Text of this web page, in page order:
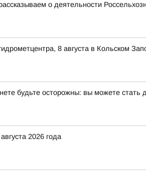
о деятельности
8 августа в Кольском
будьте осторожны: вы можете
2026 года